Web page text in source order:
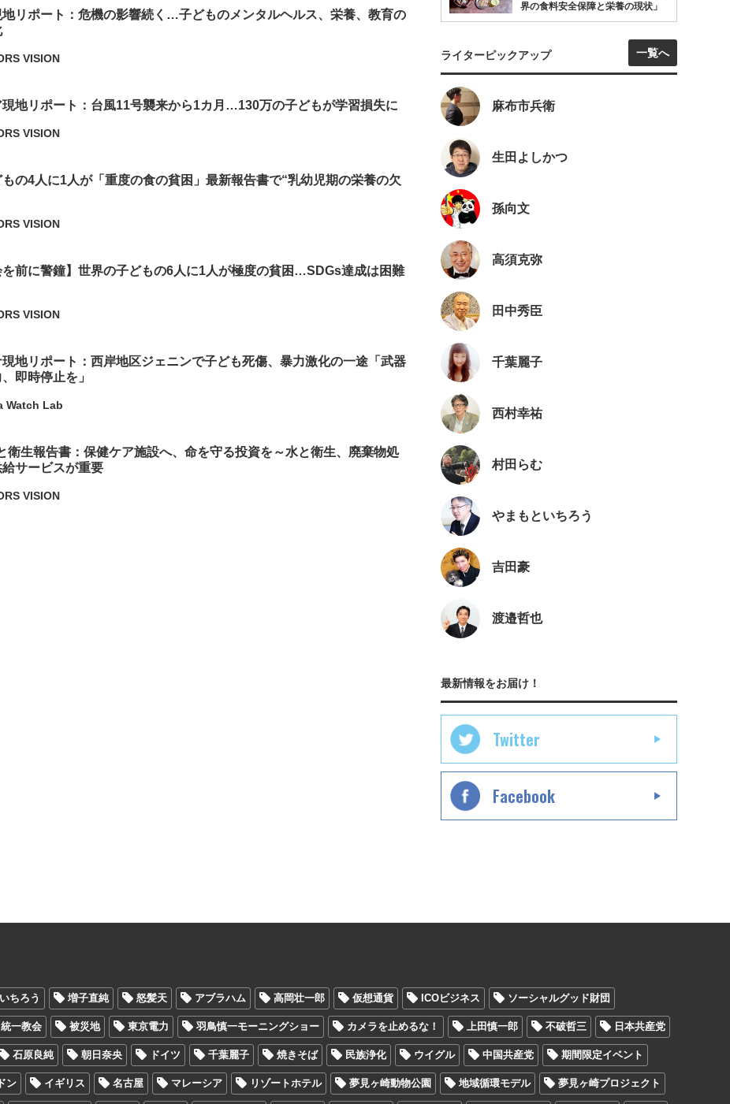
地リポート：危機の影響続く…子どものメンタルヘルス、栄養、教育の
VISION
地リポート：台風11号襲来から1カ月…130万の子どもが学習損失に
VISION
の4人に1人が「重度の食の貧困」最新報告書で“乳幼児期の栄養の欠
VISION
を前に警鐘】世界の子どもの6人に1人が極度の貧困…SDGs達成は困難
VISION
地リポート：西岸地区ジェニンで子ども死傷、暴力激化の一途「武器
即時停止を」
Watch Lab
衛生報告書：保健ケア施設へ、命を守る投資を～水と衛生、廃棄物処
サービスが重要
VISION
界の食料安全保障と栄養の現状」
ライターピックアップ 一覧へ
麻布市兵衛
生田よしかつ
孫向文
高須克弥
田中秀臣
千葉麗子
西村幸祐
村田らむ
やまもといちろう
吉田豪
渡邉哲也
最新情報をお届け！
Twitter
Facebook
ちろう 増子直純 怒髪天 アブラハム 高岡壮一郎 仮想通貨 ICOビジネス ソーシャルグッド財団
統一教会 被災地 東京電力 羽鳥慎一モーニングショー カメラを止めるな！ 上田慎一郎 不破哲三 日本共産党
石原良純 朝日奈央 ドイツ 千葉麗子 焼きそば 民族浄化 ウイグル 中国共産党 期間限定イベント
ン イギリス 名古屋 マレーシア リゾートホテル 夢見ヶ崎動物公園 地域循環モデル 夢見ヶ崎プロジェクト